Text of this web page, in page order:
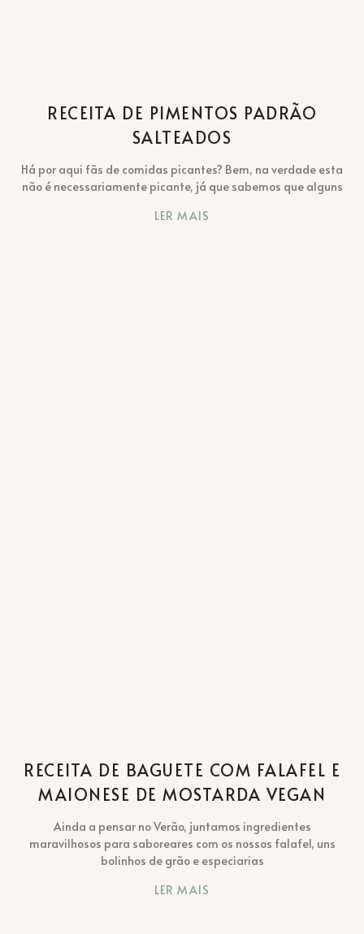
RECEITA DE PIMENTOS PADRÃO
SALTEADOS
Há por aqui fãs de comidas picantes? Bem, na verdade esta
não é necessariamente picante, já que sabemos que alguns
LER MAIS
RECEITA DE BAGUETE COM FALAFEL E
MAIONESE DE MOSTARDA VEGAN
Ainda a pensar no Verão, juntamos ingredientes
maravilhosos para saboreares com os nossos falafel, uns
bolinhos de grão e especiarias
LER MAIS